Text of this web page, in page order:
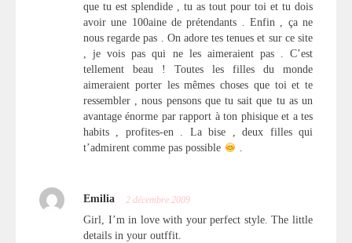
que tu est splendide , tu as tout pour toi et tu dois
avoir une 100aine de prétendants . Enfin , ça ne
nous regarde pas . On adore tes tenues et sur ce site
, je vois pas qui ne les aimeraient pas . C’est
tellement beau ! Toutes les filles du monde
aimeraient porter les mêmes choses que toi et te
ressembler , nous pensons que tu sait que tu as un
avantage énorme par rapport à ton phisique et a tes
habits , profites-en . La bise , deux filles qui
t’admirent comme pas possible
.
Emilia 2 décembre 2009
Girl, I’m in love with your perfect style. The little
details in your outffit.